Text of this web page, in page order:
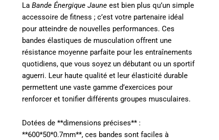
La Bande Énergique Jaune est bien plus qu’un simple
accessoire de fitness ; c’est votre partenaire idéal
pour atteindre de nouvelles performances. Ces
bandes élastiques de musculation offrent une
résistance moyenne parfaite pour les entraînements
quotidiens, que vous soyez un débutant ou un sportif
aguerri. Leur haute qualité et leur élasticité durable
permettent une vaste gamme d’exercices pour
renforcer et tonifier différents groupes musculaires.
Dotées de **dimensions précises** :
**600*50*0.7mm**, ces bandes sont faciles à